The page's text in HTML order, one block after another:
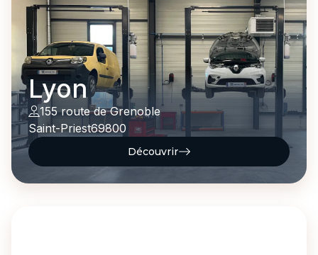
Lyon
155 route de Grenoble
Saint-Priest69800
Découvrir